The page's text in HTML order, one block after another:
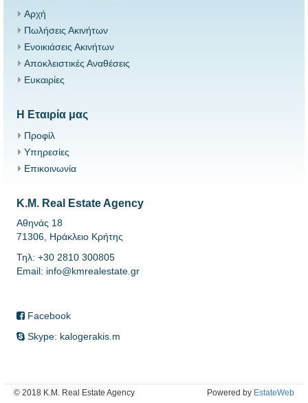
Αρχή
Πωλήσεις Ακινήτων
Ενοικιάσεις Ακινήτων
Αποκλειστικές Αναθέσεις
Ευκαιρίες
Η Εταιρία μας
Προφίλ
Υπηρεσίες
Επικοινωνία
K.M. Real Estate Agency
Αθηνάς 18
71306, Ηράκλειο Κρήτης
Τηλ: +30 2810 300805
Email: info@kmrealestate.gr
Facebook
Skype: kalogerakis.m
© 2018 K.M. Real Estate Agency Powered by EstateWeb